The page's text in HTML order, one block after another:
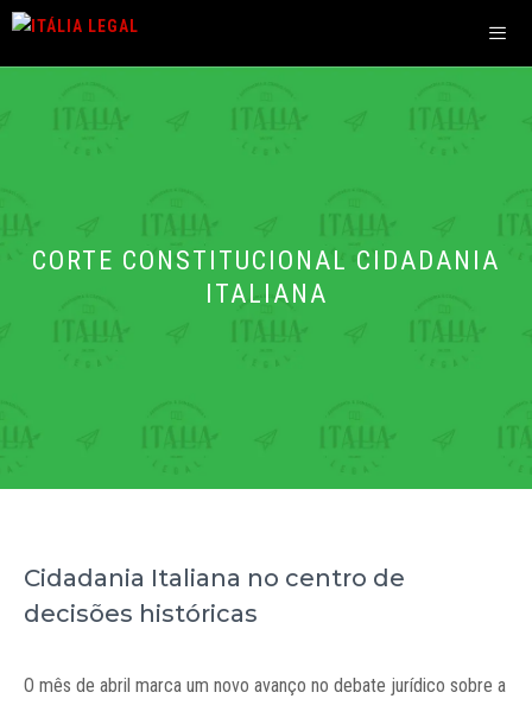
Pular
CORTE CONSTITUCIONAL CIDADANIA
ITALIANA
Cidadania Italiana no centro de
decisões históricas
O mês de abril marca um novo avanço no debate jurídico sobre a